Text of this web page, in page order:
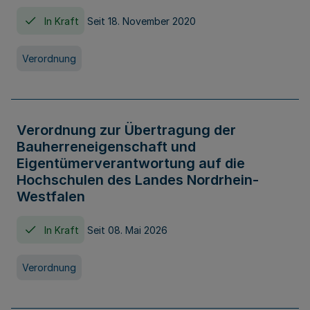
In Kraft Seit 18. November 2020
Verordnung
Verordnung zur Übertragung der
Bauherreneigenschaft und
Eigentümerverantwortung auf die
Hochschulen des Landes Nordrhein-
Westfalen
In Kraft Seit 08. Mai 2026
Verordnung